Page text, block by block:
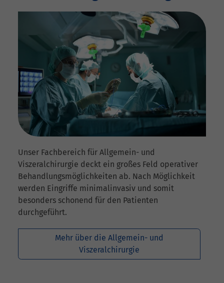
Unser Fachbereich für Allgemein- und
Viszeralchirurgie deckt ein großes Feld operativer
Behandlungsmöglichkeiten ab. Nach Möglichkeit
werden Eingriffe minimalinvasiv und somit
besonders schonend für den Patienten
durchgeführt.
Mehr über die Allgemein- und
Viszeralchirurgie